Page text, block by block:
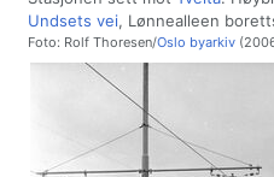
Undsets vei, Lønnealleen
Foto: Rolf Thoresen/Oslo byarkiv